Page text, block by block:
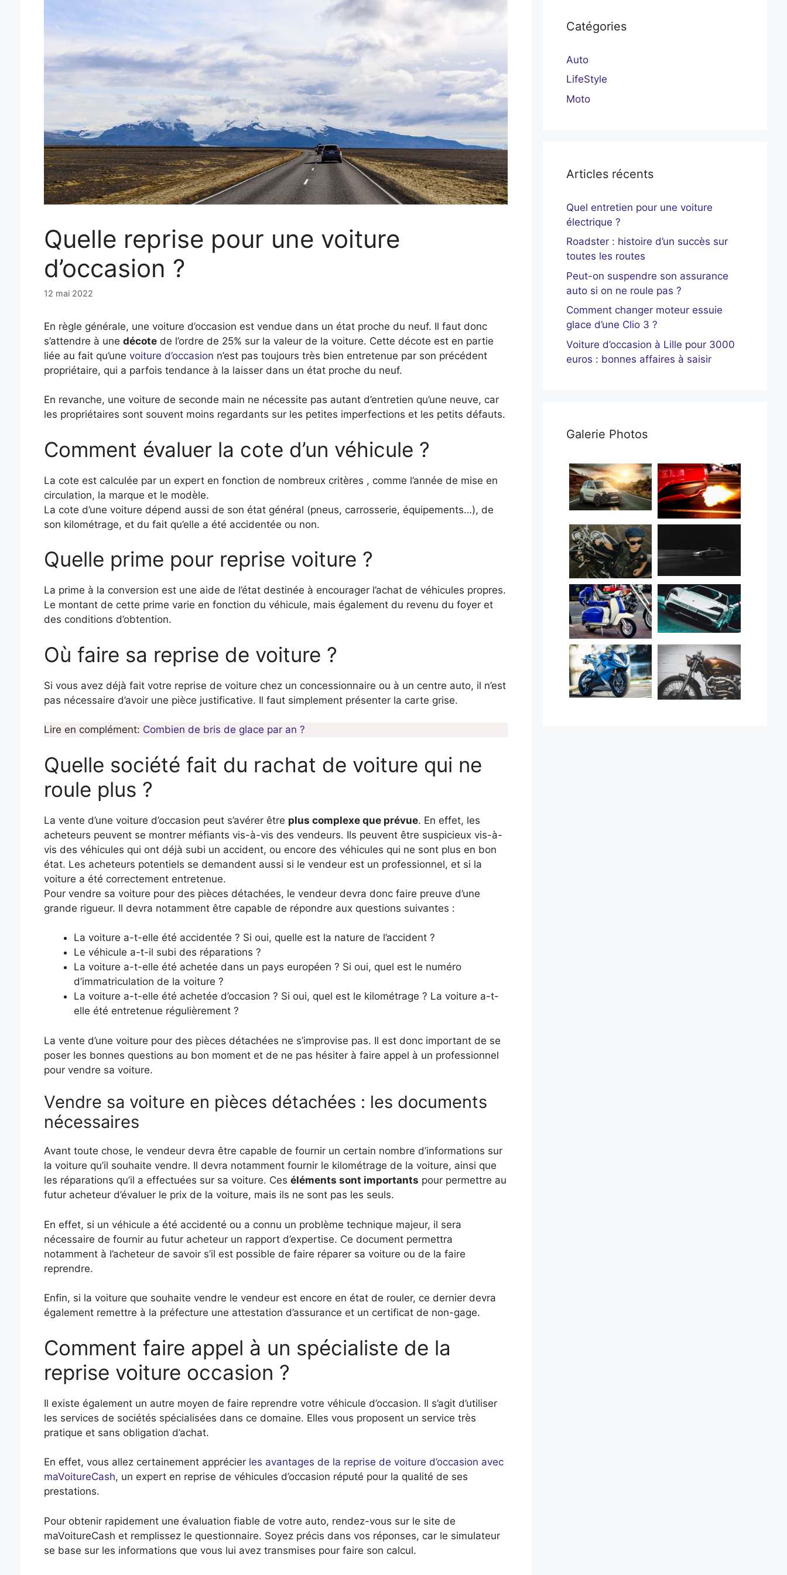
Quelle reprise pour une voiture
d’occasion ?
12 mai 2022
En règle générale, une voiture d’occasion est vendue dans un état proche du neuf. Il faut donc
s’attendre à une décotede l’ordre de 25% sur la valeur de la voiture. Cette décote est en partie
liée au fait qu’une voiture d’occasion n’est pas toujours très bien entretenue par son précédent
propriétaire, qui a parfois tendance à la laisser dans un état proche du neuf.
En revanche, une voiture de seconde main ne nécessite pas autant d’entretien qu’une neuve, car
les propriétaires sont souvent moins regardants sur les petites imperfections et les petits défauts.
Comment évaluer la cote d’un véhicule ?
La cote est calculée par un expert en fonction de nombreux critères , comme l’année de mise en
circulation, la marque et le modèle.
La cote d’une voiture dépend aussi de son état général (pneus, carrosserie, équipements…), de
son kilométrage, et du fait qu’elle a été accidentée ou non.
Quelle prime pour reprise voiture ?
La prime à la conversion est une aide de l’état destinée à encourager l’achat de véhicules propres.
Le montant de cette prime varie en fonction du véhicule, mais également du revenu du foyer et
des conditions d’obtention.
Où faire sa reprise de voiture ?
Si vous avez déjà fait votre reprise de voiture chez un concessionnaire ou à un centre auto, il n’est
pas nécessaire d’avoir une pièce justificative. Il faut simplement présenter la carte grise.
Lire en complément: Combien de bris de glace par an ?
Quelle société fait du rachat de voiture qui ne
roule plus ?
La vente d’une voiture d’occasion peut s’avérer être plus complexe que prévue. En effet, les
acheteurs peuvent se montrer méfiants vis-à-vis des vendeurs. Ils peuvent être suspicieux vis-à-
vis des véhicules qui ont déjà subi un accident, ou encore des véhicules qui ne sont plus en bon
état. Les acheteurs potentiels se demandent aussi si le vendeur est un professionnel, et si la
voiture a été correctement entretenue.
Pour vendre sa voiture pour des pièces détachées, le vendeur devra donc faire preuve d’une
grande rigueur. Il devra notamment être capable de répondre aux questions suivantes :
La voiture a-t-elle été accidentée ? Si oui, quelle est la nature de l’accident ?
Le véhicule a-t-il subi des réparations ?
La voiture a-t-elle été achetée dans un pays européen ? Si oui, quel est le numéro
d’immatriculation de la voiture ?
La voiture a-t-elle été achetée d’occasion ? Si oui, quel est le kilométrage ? La voiture a-t-
elle été entretenue régulièrement ?
La vente d’une voiture pour des pièces détachées ne s’improvise pas. Il est donc important de se
poser les bonnes questions au bon moment et de ne pas hésiter à faire appel à un professionnel
pour vendre sa voiture.
Vendre sa voiture en pièces détachées : les documents
nécessaires
Avant toute chose, le vendeur devra être capable de fournir un certain nombre d’informations sur
la voiture qu’il souhaite vendre. Il devra notamment fournir le kilométrage de la voiture, ainsi que
les réparations qu’il a effectuées sur sa voiture. Ces éléments sont importants pour permettre au
futur acheteur d’évaluer le prix de la voiture, mais ils ne sont pas les seuls.
En effet, si un véhicule a été accidenté ou a connu un problème technique majeur, il sera
nécessaire de fournir au futur acheteur un rapport d’expertise. Ce document permettra
notamment à l’acheteur de savoir s’il est possible de faire réparer sa voiture ou de la faire
reprendre.
Enfin, si la voiture que souhaite vendre le vendeur est encore en état de rouler, ce dernier devra
également remettre à la préfecture une attestation d’assurance et un certificat de non-gage.
Comment faire appel à un spécialiste de la
reprise voiture occasion ?
Il existe également un autre moyen de faire reprendre votre véhicule d’occasion. Il s’agit d’utiliser
les services de sociétés spécialisées dans ce domaine. Elles vous proposent un service très
pratique et sans obligation d’achat.
En effet, vous allez certainement apprécier les avantages de la reprise de voiture d’occasion avec
maVoitureCash, un expert en reprise de véhicules d’occasion réputé pour la qualité de ses
prestations.
Pour obtenir rapidement une évaluation fiable de votre auto, rendez-vous sur le site de
maVoitureCash et remplissez le questionnaire. Soyez précis dans vos réponses, car le simulateur
se base sur les informations que vous lui avez transmises pour faire son calcul.
Catégories
Auto
LifeStyle
Moto
Articles récents
Quel entretien pour une voiture
électrique ?
Roadster : histoire d’un succès sur
toutes les routes
Peut-on suspendre son assurance
auto si on ne roule pas ?
Comment changer moteur essuie
glace d’une Clio 3 ?
Voiture d’occasion à Lille pour 3000
euros : bonnes affaires à saisir
Galerie Photos